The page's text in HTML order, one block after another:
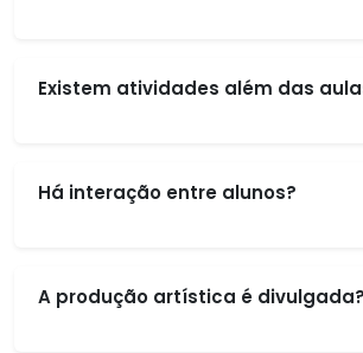
Existem atividades além das
Há interação entre alunos?
A produção artística é divulgada?